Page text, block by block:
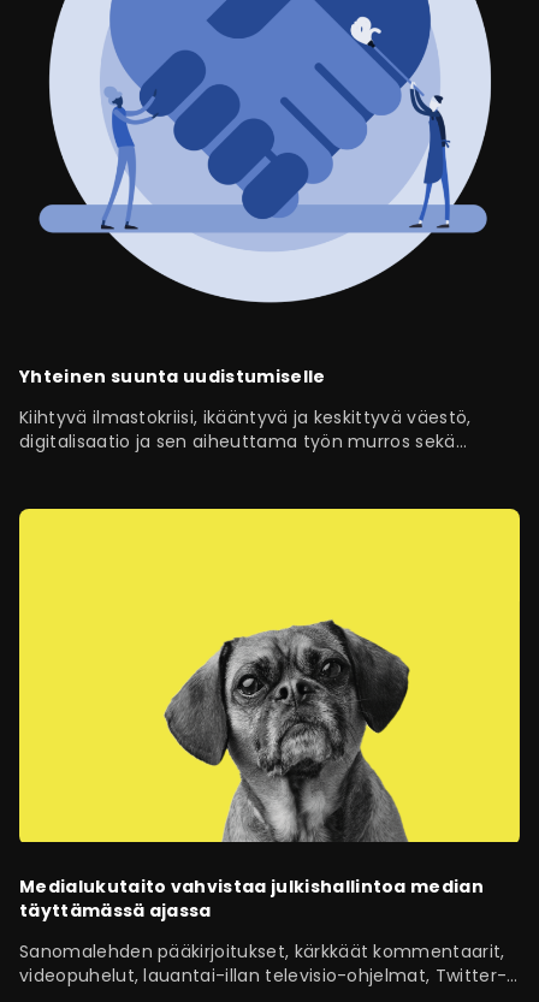
Yhteinen suunta uudistumiselle
Kiihtyvä ilmastokriisi, ikääntyvä ja keskittyvä väestö,
digitalisaatio ja sen aiheuttama työn murros sekä
Medialukutaito vahvistaa julkishallintoa median
täyttämässä ajassa
Sanomalehden pääkirjoitukset, kärkkäät kommentaarit,
videopuhelut, lauantai-illan televisio-ohjelmat, Twitter-